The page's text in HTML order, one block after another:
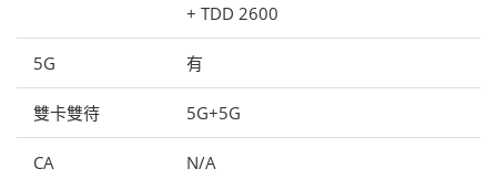
+ TDD 2600
5G 有
雙卡雙待 5G+5G
CA N/A